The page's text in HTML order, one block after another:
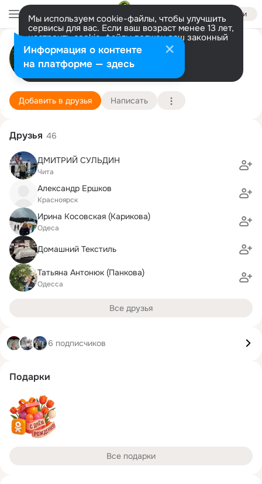
Войти
Мы используем cookie-файлы, чтобы улучшить
сервисы для вас. Если ваш возраст менее 13 лет,
настроить cookie-файлы должен ваш законный
представитель. Больше информации
Разрешить все Настроить
Людмила Сокуренко (Лысова)
Одесса 27 февраля (66 лет)
Подробнее
Добавить в друзья Написать
Друзья 46
ДМИТРИЙ СУЛЬДИН
Чита
Александр Ершков
Красноярск
Ирина Косовская (Карикова)
Одеса
Домашний Текстиль
Татьяна Антонюк (Панкова)
Одесса
Все друзья
6 подписчиков
Подарки
Все подарки
Информация о контенте
на платформе — здесь